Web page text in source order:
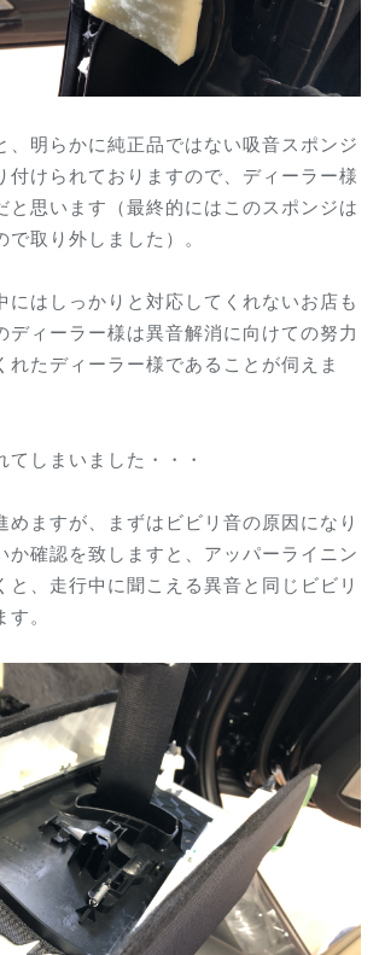
、明らかに純正品ではない吸音スポンジ
付けられておりますので、ディーラー様
と思います（最終的にはこのスポンジは
取り外しました）。
にはしっかりと対応してくれないお店も
ディーラー様は異音解消に向けての努力
れたディーラー様であることが伺えま
てしまいました・・・
めますが、まずはビビリ音の原因になり
か確認を致しますと、アッパーライニン
と、走行中に聞こえる異音と同じビビリ
。